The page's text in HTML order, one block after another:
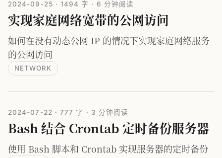
2024-09-25 ·1494 字 · 6 分钟阅读
实现家庭网络宽带的公网访问
如何在没有动态公网 IP 的情况下实现家庭网络服务
的公网访问
NETWORK
2024-07-22 ·777 字 · 3 分钟阅读
Bash 结合 Crontab 定时备份服务器
使用 Bash 脚本和 Crontab 实现服务器的定时备份